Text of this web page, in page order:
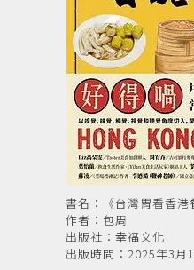
書名：《台灣胃看香港
作者：包周
出版社：幸福文化
出版時間：2025年3月